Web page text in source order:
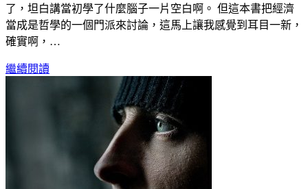
了，坦白講當初學了什麼腦子一片空白啊。 但這本書把經濟
當成是哲學的一個門派來討論，這馬上讓我感覺到耳目一新，
確實啊，…
繼續閱讀